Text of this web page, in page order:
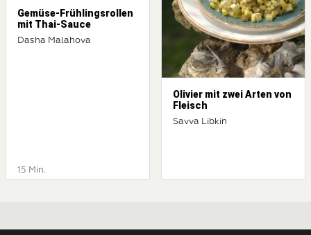
Gemüse-Frühlingsrollen
mit Thai-Sauce
Dasha Malahova
15 Min.
Olivier mit zwei Arten von
Fleisch
Savva Libkin